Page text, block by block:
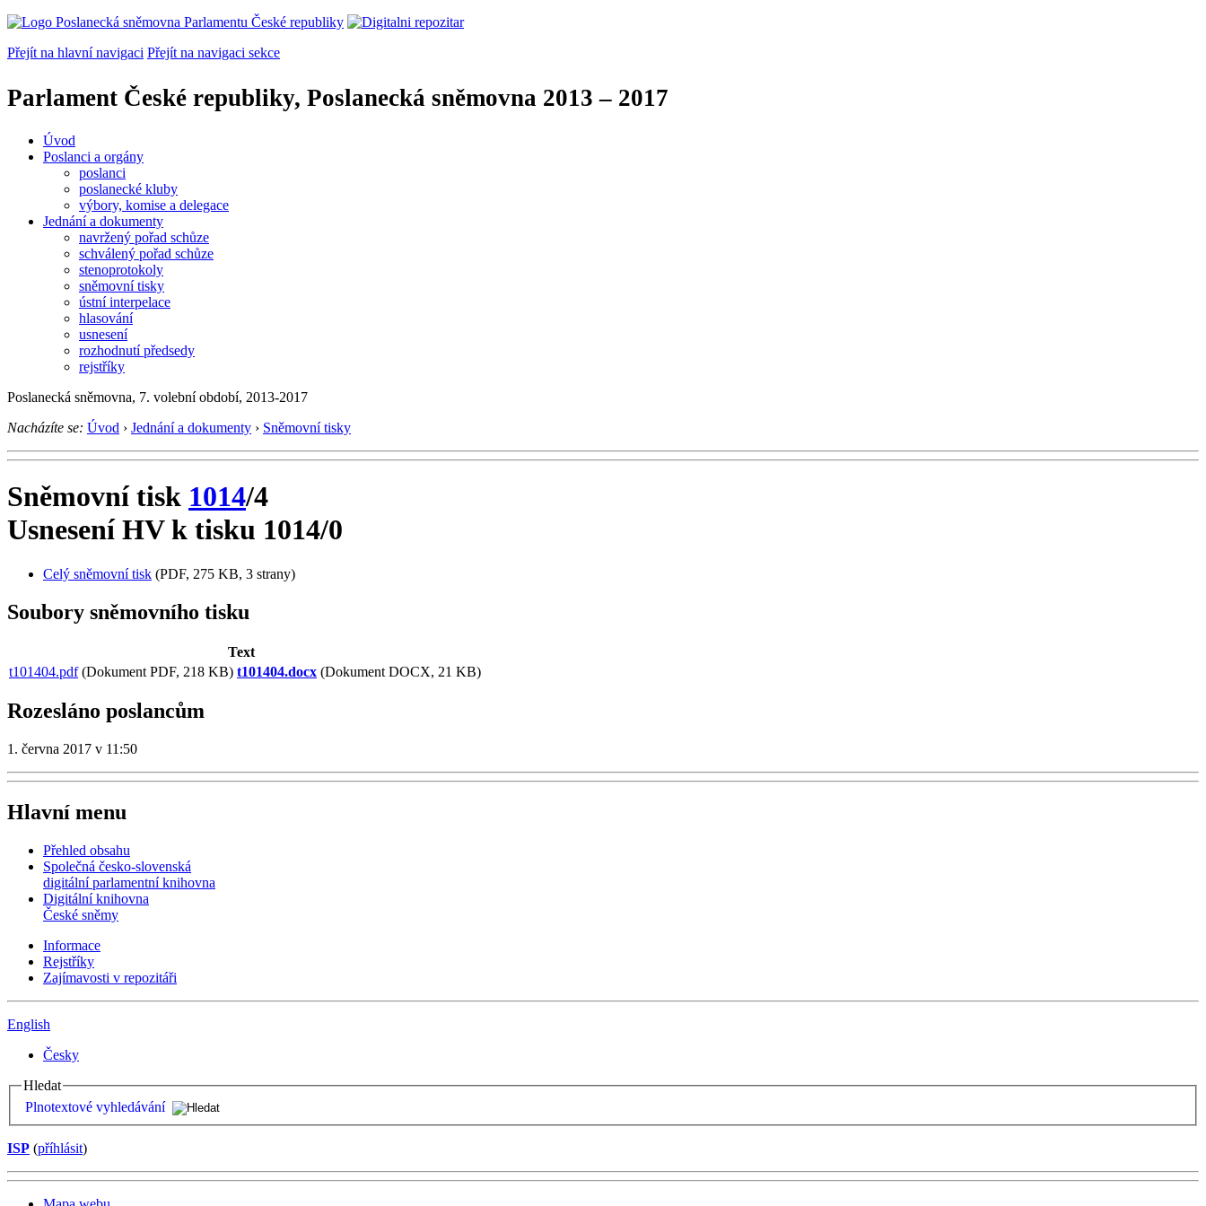
Přejít na hlavní navigaci Přejít na navigaci sekce
Parlament České republiky, Poslanecká sněmovna 2013 – 2017
Úvod
Poslanci a orgány
poslanci
poslanecké kluby
výbory, komise a delegace
Jednání a dokumenty
navržený pořad schůze
schválený pořad schůze
stenoprotokoly
sněmovní tisky
ústní interpelace
hlasování
usnesení
rozhodnutí předsedy
rejstříky
Poslanecká sněmovna, 7. volební období, 2013-2017
Nacházíte se: Úvod › Jednání a dokumenty › Sněmovní tisky
Sněmovní tisk 1014/4
Usnesení HV k tisku 1014/0
Celý sněmovní tisk (PDF, 275 KB, 3 strany)
Soubory sněmovního tisku
Text
t101404.pdf(Dokument PDF, 218 KB) t101404.docx (Dokument DOCX, 21 KB)
Rozesláno poslancům
1. června 2017 v 11:50
Hlavní menu
Přehled obsahu
Společná česko-slovenská
digitální parlamentní knihovna
Digitální knihovna
České sněmy
Informace
Rejstříky
Zajímavosti v repozitáři
English
Česky
Hledat
Plnotextové vyhledávání
ISP (příhlásit)